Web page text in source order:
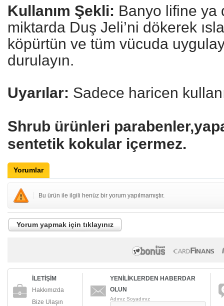
Kullanım Şekli: Banyo lifine ya
miktarda Duş Jeli’ni dökerek
köpürtün ve tüm vücuda
durulayın.
Uyarılar: Sadece haricen
Shrub ürünleri
sentetik kokular içermez.
Yorumlar
Bu ürün ile ilgili henüz bir yorum yapılmamıştır.
Yorum yapmak için tıklayınız
İLETİŞİM
Hakkımızda
Bize Ulaşın
YENİLİKLERDEN HABERDAR
OLUN
Adınız Soyadınız